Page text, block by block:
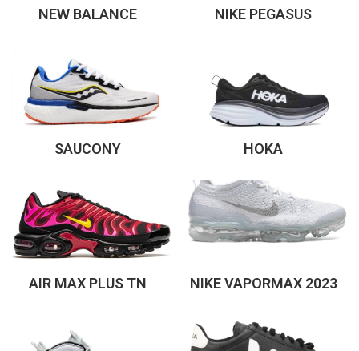
‌‌NEW BALANCE‌ ‌‌NIKE PEGASUS‌
SAUCONY HOKA
AIR MAX PLUS TN NIKE VAPORMAX 2023